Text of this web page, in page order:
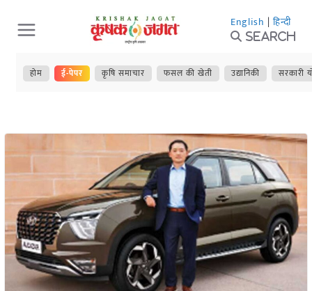
Skip
to
content
English | हिन्दी
Search
होम ई-पेपर कृषि समाचार फसल की खेती उद्यानिकी सरकारी